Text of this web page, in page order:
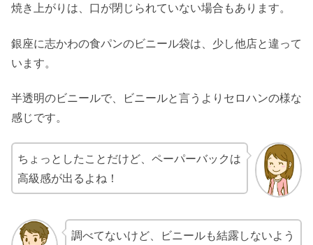
焼き上がりは、口が閉じられていない場合もあります。
銀座に志かわの食パンのビニール袋は、少し他店と違って
います。
半透明のビニールで、ビニールと言うよりセロハンの様な
感じです。
ちょっとしたことだけど、ペーパーバックは
高級感が出るよね！
調べてないけど、ビニールも結露しないよう